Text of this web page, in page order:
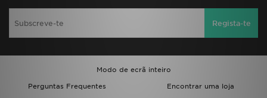
Regista-te
Modo de ecrã inteiro
Perguntas Frequentes
Encontrar uma loja